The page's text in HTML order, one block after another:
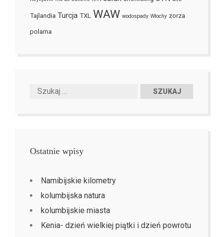
Tajlandia Turcja TXL WAW wodospady Włochy zorza
polarna
Ostatnie wpisy
Namibijskie kilometry
kolumbijska natura
kolumbijskie miasta
Kenia- dzień wielkiej piątki i dzień powrotu